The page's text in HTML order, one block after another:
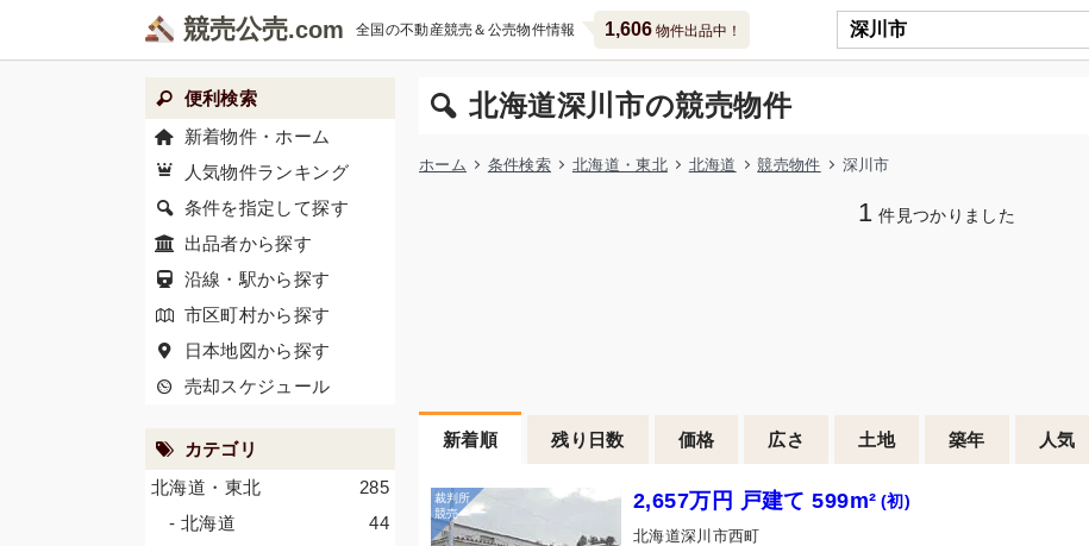
競売公売 全国の不動産競売＆公売物件情報 1,606物件出品中！
北海道深川市の競売物件
ホーム 条件検索 北海道・東北 北海道 競売物件 深川市
1 件見つかりました
新着順 残り日数 価格 広さ 土地 築年 人気
2,657万円 戸建て 599m² (初)
北海道深川市西町
便利検索
新着物件・ホーム
人気物件ランキング
条件を指定して探す
出品者から探す
沿線・駅から探す
市区町村から探す
日本地図から探す
売却スケジュール
カテゴリ
285
北海道・東北
44
- 北海道